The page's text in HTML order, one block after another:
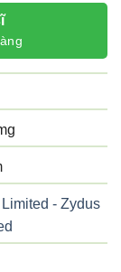
- Zydus